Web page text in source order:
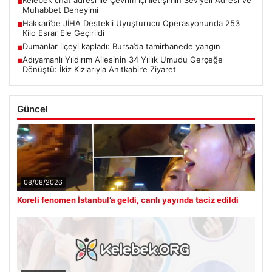
Muhabbet Deneyimi
■Hakkari’de JİHA Destekli Uyuşturucu Operasyonunda 253
Kilo Esrar Ele Geçirildi
■Dumanlar ilçeyi kapladı: Bursa’da tamirhanede yangın
■Adıyamanlı Yıldırım Ailesinin 34 Yıllık Umudu Gerçeğe
Dönüştü: İkiz Kızlarıyla Anıtkabir’e Ziyaret
Güncel
08/08/2026
Koreli fenomen İstanbul’a geldi, canlı yayında taciz edildi